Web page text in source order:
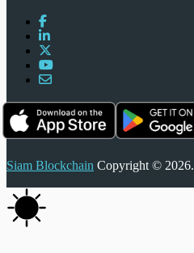
Siam Blockchain Copyright © 2026.